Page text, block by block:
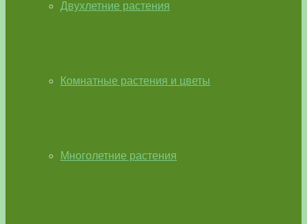
Двухлетние растения
Комнатные растения и цветы
Многолетние растения